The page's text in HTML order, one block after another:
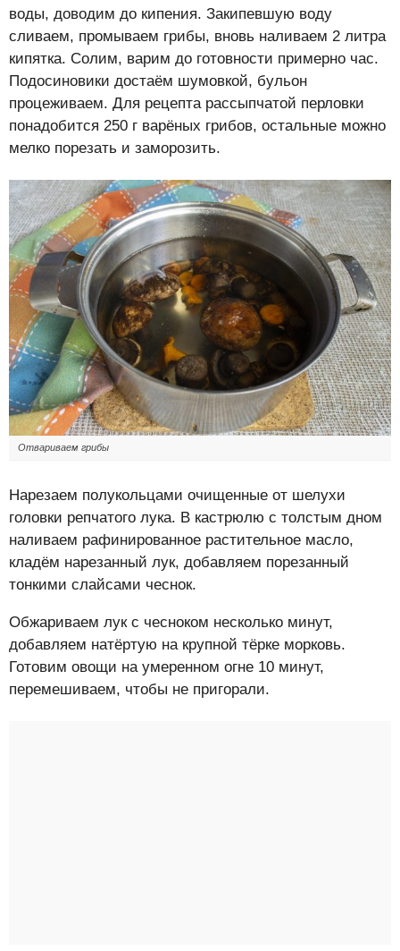
воды, доводим до кипения. Закипевшую воду
сливаем, промываем грибы, вновь наливаем 2 литра
кипятка. Солим, варим до готовности примерно час.
Подосиновики достаём шумовкой, бульон
процеживаем. Для рецепта рассыпчатой перловки
понадобится 250 г варёных грибов, остальные можно
мелко порезать и заморозить.
Отвариваем грибы
Нарезаем полукольцами очищенные от шелухи
головки репчатого лука. В кастрюлю с толстым дном
наливаем рафинированное растительное масло,
кладём нарезанный лук, добавляем порезанный
тонкими слайсами чеснок.
Обжариваем лук с чесноком несколько минут,
добавляем натёртую на крупной тёрке морковь.
Готовим овощи на умеренном огне 10 минут,
перемешиваем, чтобы не пригорали.